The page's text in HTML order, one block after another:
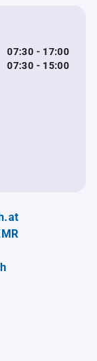
07:30 - 17:00
07:30 - 15:00